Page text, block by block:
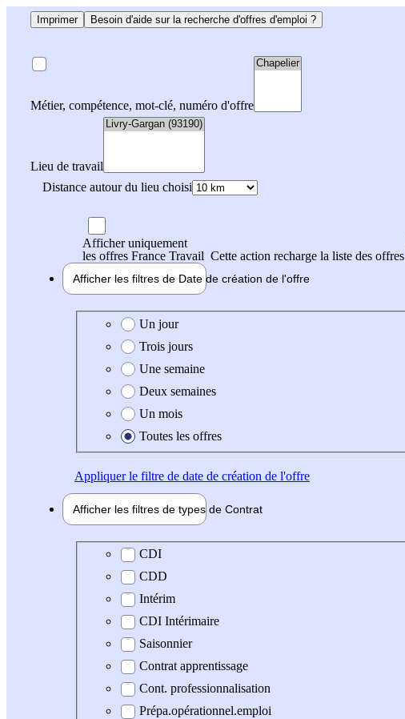
Imprimer Besoin d'aide sur la recherche d'offres d'emploi ?
Métier, compétence, mot-clé, numéro d'offre
Lieu de travail
Distance autour du lieu choisi
Afficher uniquement
les offres France Travail Cette action recharge la liste des offres
Afficher les filtres de Date de création de l'offre
Date de création de l'offre
Un jour
Trois jours
Une semaine
Deux semaines
Un mois
Toutes les offres
Appliquerle filtre de date de création de l'offre
Afficher les filtres de types de Contrat
Type de contrat
CDI
CDD
Intérim
CDI Intérimaire
Saisonnier
Contrat apprentissage
Cont. professionnalisation
Prépa.opérationnel.emploi